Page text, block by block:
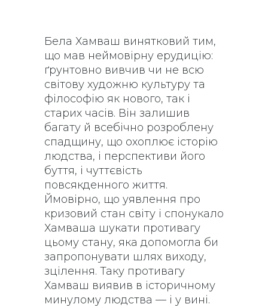
Бела Хамваш винятковий тим,
що мав неймовірну ерудицію:
ґрунтовно вивчив чи не всю
світову художню культуру та
філософію як нового, так і
старих часів. Він залишив
багату й всебічно розроблену
спадщину, що охоплює історію
людства, і перспективи його
буття, і чуттєвість
повсякденного життя.
Ймовірно, що уявлення про
кризовий стан світу і спонукало
Хамваша шукати противагу
цьому стану, яка допомогла би
запропонувати шлях виходу,
зцілення. Таку противагу
Хамваш виявив в історичному
минулому людства — і у вині.